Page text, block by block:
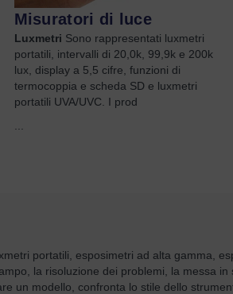
Misuratori di luce
Luxmetri Sono rappresentati luxmetri
portatili, intervalli di 20,0k, 99,9k e 200k
lux, display a 5,5 cifre, funzioni di
termocoppia e scheda SD e luxmetri
portatili UVA/UVC. I prod
portatili, esposimetri ad alta gamma,
la risoluzione dei problemi, la messa in
un modello, confronta lo stile dello